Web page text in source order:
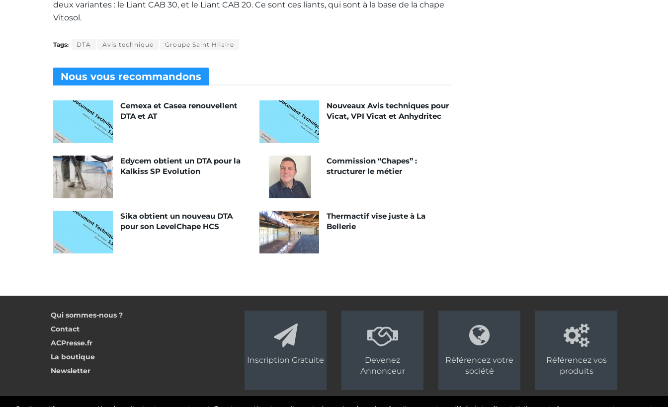
deux variantes : le Liant CAB 30, et le Liant CAB 20. Ce sont ces liants, qui sont à la base de la chape
Vitosol.
Tags: DTA Avis technique Groupe Saint Hilaire
Nous vous recommandons
Cemexa et Casea renouvellent
DTA et AT
Nouveaux Avis techniques pour
Vicat, VPI Vicat et Anhydritec
Edycem obtient un DTA pour la
Kalkiss SP Evolution
Commission “Chapes” :
structurer le métier
Sika obtient un nouveau DTA
pour son LevelChape HCS
Thermactif vise juste à La
Bellerie
Qui sommes-nous ?
Contact
ACPresse.fr
La boutique
Newsletter
Inscription Gratuite
Devenez
Annonceur
Référencez votre
société
Référencez vos
produits